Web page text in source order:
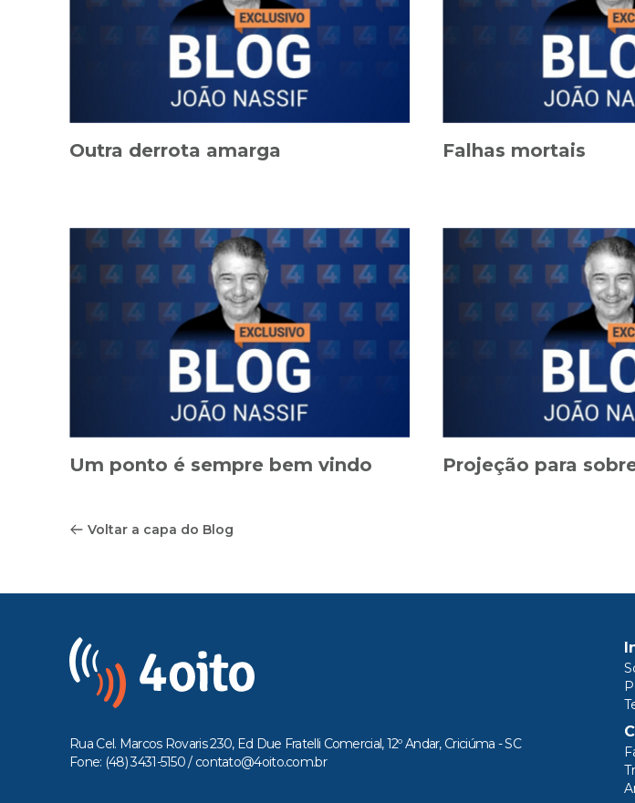
Outra derrota amarga Falhas mortais
Um ponto é sempre bem vindo Projeção para
Voltar a capa do Blog
Rua Cel. Marcos Rovaris 230, Ed Due Fratelli Comercial, 12º Andar, Criciúma - SC
Fone: (48) 3431-5150 / contato@4oito.com.br